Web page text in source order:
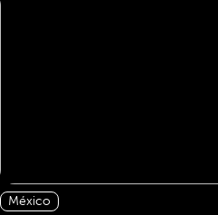
México